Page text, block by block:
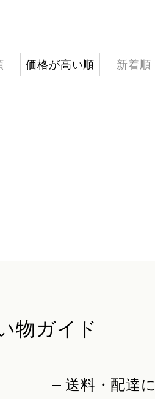
価格が高い順 新着順
物ガイド
送料・配達